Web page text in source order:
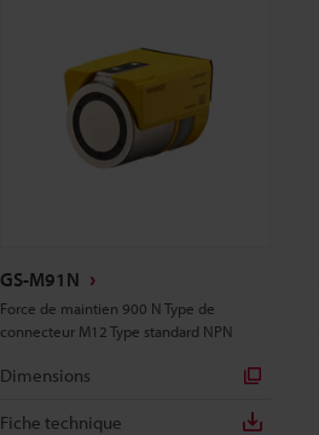
GS-M91N
Force de maintien 900 N Type de
connecteur M12 Type standard NPN
Dimensions
Fiche technique